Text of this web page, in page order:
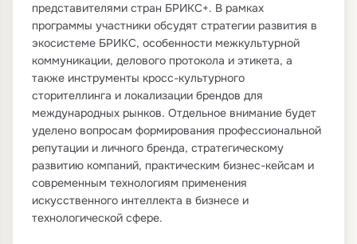
представителями стран БРИКС+. В рамках
программы участники обсудят стратегии развития в
экосистеме БРИКС, особенности межкультурной
коммуникации, делового протокола и этикета, а
также инструменты кросс-культурного
сторителлинга и локализации брендов для
международных рынков. Отдельное внимание будет
уделено вопросам формирования профессиональной
репутации и личного бренда, стратегическому
развитию компаний, практическим бизнес-кейсам и
современным технологиям применения
искусственного интеллекта в бизнесе и
технологической сфере.